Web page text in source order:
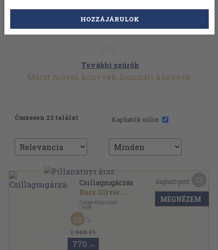
További szűrők
Marot művei, könyvek, használt könyvek
Összesen 23 találat Kaphatók előre:
Csillagsugárzás
Rácz Olivér ...
Európa Könyvkiadó
1978
Vászon
1.940 Ft
60
770 ,-Ft
Kapható pont:
MEGNÉZEM
HOZZÁJÁRULOK